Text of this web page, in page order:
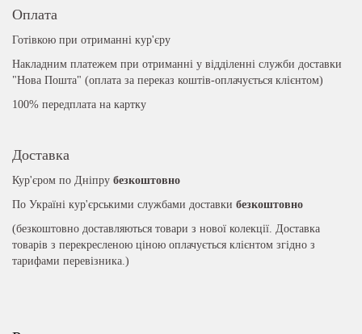
Оплата
Готівкою при отриманні кур'єру
Накладним платежем при отриманні у відділенні служби доставки
"Нова Пошта" (оплата за переказ коштів-оплачується клієнтом)
100% передплата на картку
Доставка
Кур'єром по Дніпру безкоштовно
По Україні кур'єрськими службами доставки безкоштовно
(безкоштовно доставляються товари з нової колекції. Доставка
товарів з перекресленою ціною оплачується клієнтом згідно з
тарифами перевізника.)